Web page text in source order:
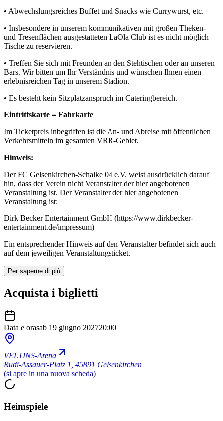
• Abwechslungsreiches Buffet und Snacks wie Currywurst, etc.
• Insbesondere in unserem kommunikativen mit großen Theken-
und Tresenflächen ausgestatteten LaOla Club ist es nicht möglich
Tische zu reservieren.
• Treffen Sie sich mit Freunden an den Stehtischen oder an unseren
Bars. Wir bitten um Ihr Verständnis und wünschen Ihnen einen
erlebnisreichen Tag in unserem Stadion.
• Es besteht kein Sitzplatzanspruch im Cateringbereich.
Eintrittskarte = Fahrkarte
Im Ticketpreis inbegriffen ist die An- und Abreise mit öffentlichen
Verkehrsmitteln im gesamten VRR-Gebiet.
Hinweis:
Der FC Gelsenkirchen-Schalke 04 e.V. weist ausdrücklich darauf
hin, dass der Verein nicht Veranstalter der hier angebotenen
Veranstaltung ist. Der Veranstalter der hier angebotenen
Veranstaltung ist:
Dirk Becker Entertainment GmbH (https://www.dirkbecker-
entertainment.de/impressum)
Ein entsprechender Hinweis auf den Veranstalter befindet sich auch
auf dem jeweiligen Veranstaltungsticket.
Per saperne di più
Acquista i biglietti
Data e orasab 19 giugno 202720:00
VELTINS-Arena
Rudi-Assauer-Platz 1 45891 Gelsenkirchen
(si apre in una nuova scheda)
Heimspiele